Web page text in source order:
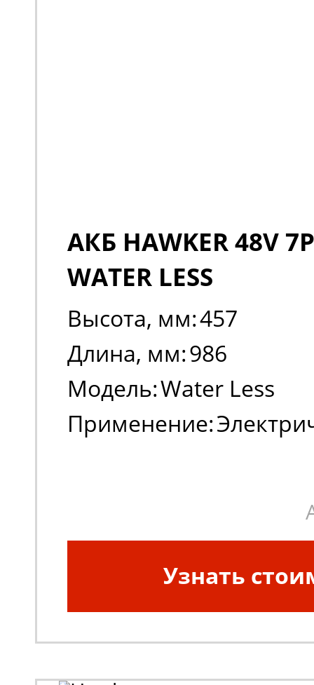
АКБ HAWKER 48V
WATER LESS
Высота, мм:457
Длина, мм:986
Модель:Water Less
Применение:
Узнать